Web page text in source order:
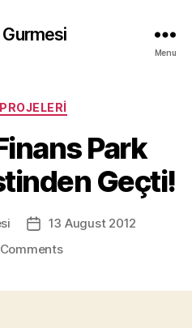
Gurmesi
Menu
Categories
Park
Geçti!
Post13 August 2012
on